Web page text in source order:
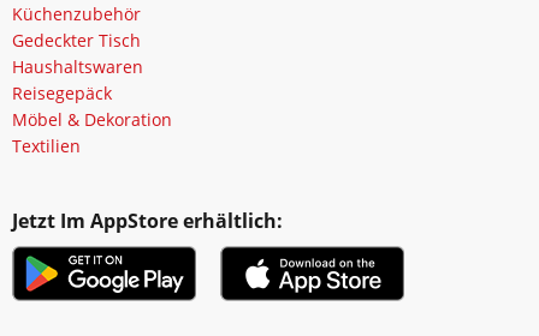
Küchenzubehör
Gedeckter Tisch
Haushaltswaren
Reisegepäck
Möbel & Dekoration
Textilien
Jetzt Im AppStore erhältlich: